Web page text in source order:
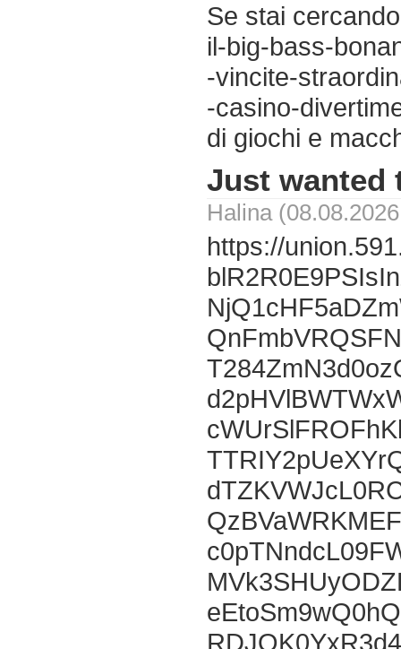
Se stai
il-big-bass-
-vincite-
-casino-
di giochi e
Just wanted
Halina
https://